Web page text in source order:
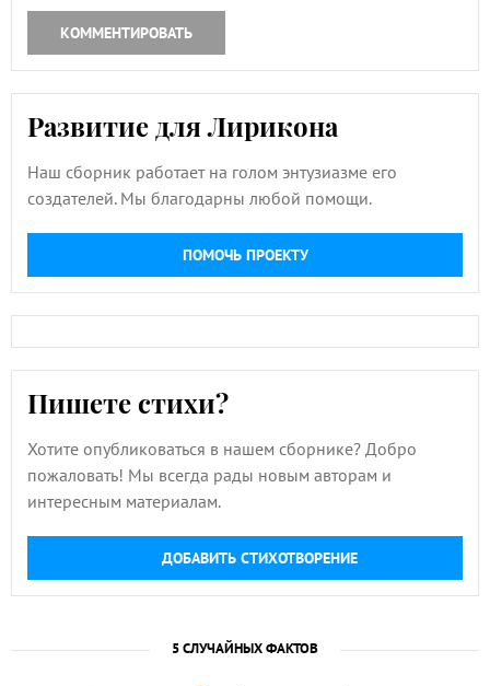
КОММЕНТИРОВАТЬ
Развитие для Лирикона
Наш сборник работает на голом энтузиазме его
создателей. Мы благодарны любой помощи.
ПОМОЧЬ ПРОЕКТУ
Пишете стихи?
Хотите опубликоваться в нашем сборнике? Добро
пожаловать! Мы всегда рады новым авторам и
интересным материалам.
ДОБАВИТЬ СТИХОТВОРЕНИЕ
5 СЛУЧАЙНЫХ ФАКТОВ